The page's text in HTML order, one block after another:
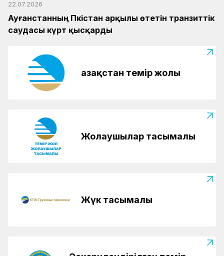
22.07.2026
Ауғанстанның Пәкістан арқылы өтетін транзиттік
саудасы күрт қысқарды
Қазақстан темір жолы
Жолаушылар тасымалы
Жүк тасымалы